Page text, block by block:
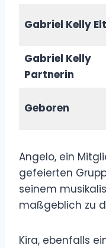
Gabriel Kelly
Gabriel Kelly
Partnerin
Geboren
Angelo, ein
gefeierten
seinem
maßgeblich zu
Kira, ebenfalls